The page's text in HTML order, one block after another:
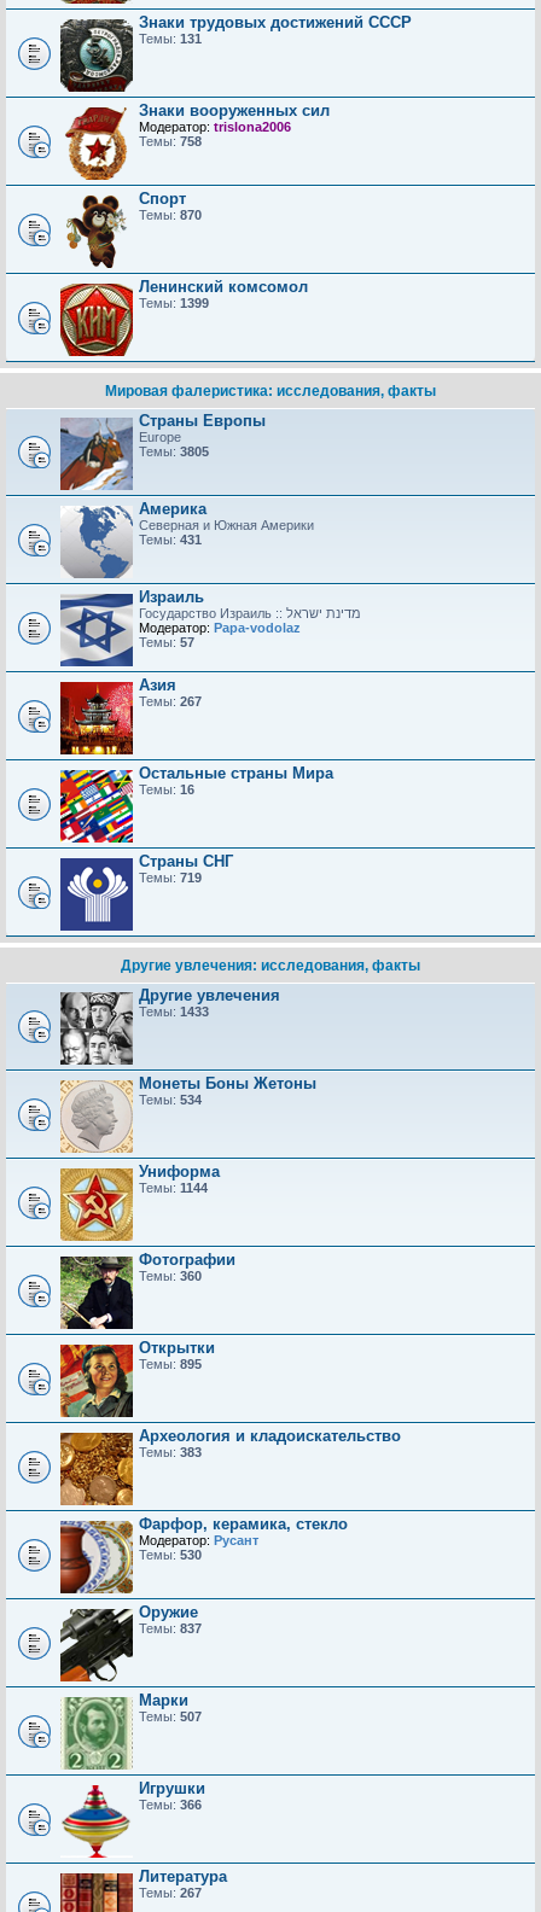
Знаки трудовых достижений CCCP
Темы: 131
Знаки вооруженных сил
Модератор: trislona2006
Темы: 758
Спорт
Темы: 870
Ленинский комсомол
Темы: 1399
Мировая фалеристика: исследования, факты
Страны Европы
Europe
Темы: 3805
Америка
Северная и Южная Америки
Темы: 431
Израиль
Модератор: Papa-vodolaz
Темы: 57
Азия
Темы: 267
Остальные страны Мира
Темы: 16
Страны СНГ
Темы: 719
Другие увлечения: исследования, факты
Другие увлечения
Темы: 1433
Монеты Боны Жетоны
Темы: 534
Униформа
Темы: 1144
Фотографии
Темы: 360
Открытки
Темы: 895
Археология и кладоискательство
Темы: 383
Фарфор, керамика, стекло
Модератор: Русант
Темы: 530
Оружие
Темы: 837
Марки
Темы: 507
Игрушки
Темы: 366
Литература
Темы: 267